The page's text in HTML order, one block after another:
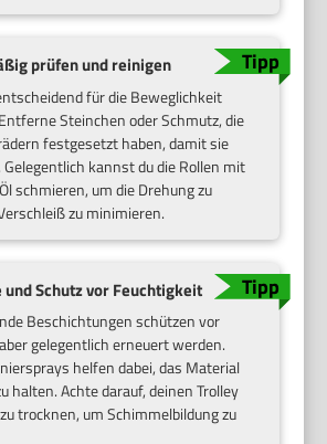
prüfen und reinigen
für die Beweglichkeit
Steinchen oder Schmutz, die
festgesetzt haben, damit sie
kannst du die Rollen mit
schmieren, um die Drehung zu
zu minimieren.
Schutz vor Feuchtigkeit
Beschichtungen schützen vor
gelegentlich erneuert werden.
helfen dabei, das Material
halten. Achte darauf, deinen Trolley
trocknen, um Schimmelbildung zu